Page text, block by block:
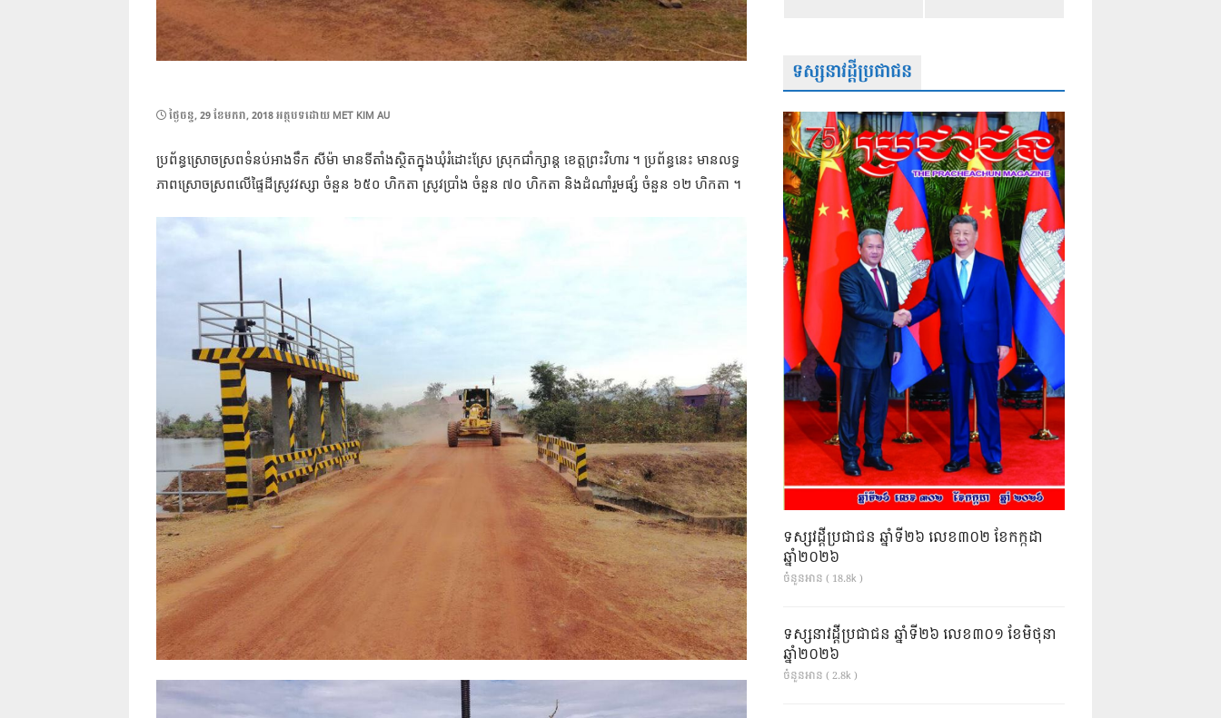
POSTED
ថ្ងៃ​ចន្ទ, 29 ខែ​មករា, 2018អត្ថបទដោយ MET KIM AU
ប្រព័ន្ធស្រោចស្រពទំនប់អាងទឹក សីម៉ា មានទីតាំងស្ថិតក្នុងឃុំរំដោះស្រែ ស្រុកជាំក្សាន្ត ខេត្តព្រះវិហារ ។ ប្រព័ន្ធនេះ មានលទ្ធ
ភាពស្រោចស្រពលើផ្ទៃដីស្រូវវស្សា ចំនួន ៦៥០ ហិកតា ស្រូវប្រាំង ចំនួន ៧០ ហិកតា និងដំណាំរួមផ្សំ ចំនួន ១២ ហិកតា ។
ទស្សនាវដ្តីប្រជាជន
ទស្សវដ្តីប្រជាជន ឆ្នាំទី២៦ លេខ៣០២ ខែកក្កដា
ឆ្នាំ២០២៦
ចំនួនអាន ( 18.8k )
ទស្សនាវដ្ដីប្រជាជន ឆ្នាំទី២៦ លេខ៣០១ ខែមិថុនា
ឆ្នាំ២០២៦
ចំនួនអាន ( 2.8k )